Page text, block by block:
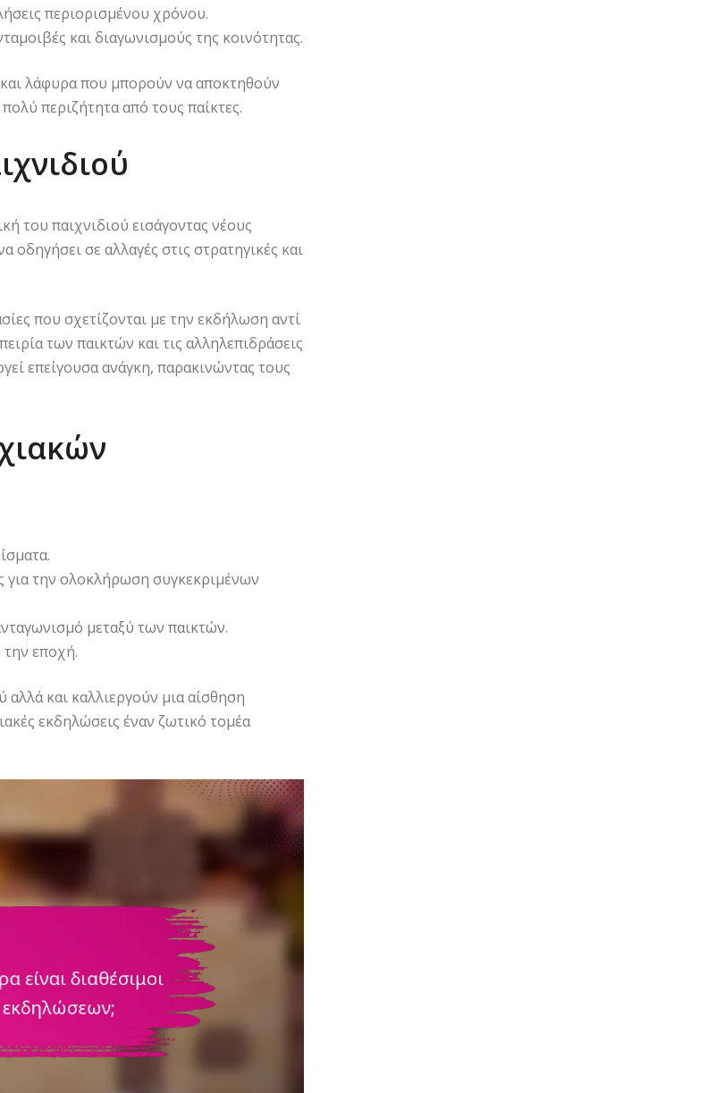
περιορισμένου χρόνου.
και διαγωνισμούς της κοινότητας.
λάφυρα που μπορούν να αποκτηθούν
περιζήτητα από τους παίκτες.
του παιχνιδιού εισάγοντας νέους
οδηγήσει σε αλλαγές στις στρατηγικές και
που σχετίζονται με την εκδήλωση αντί
των παικτών και τις αλληλεπιδράσεις
επείγουσα ανάγκη, παρακινώντας τους
για την ολοκλήρωση συγκεκριμένων
μεταξύ των παικτών.
την εποχή.
αλλά και καλλιεργούν μια αίσθηση
εκδηλώσεις έναν ζωτικό τομέα